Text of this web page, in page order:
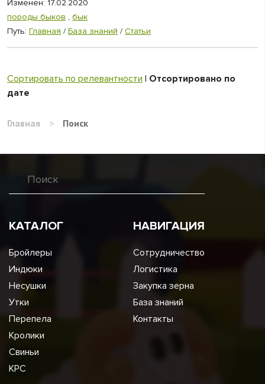
Изменен: 17.02.2020
породы быков , бык
Путь: Главная / База знаний / Статьи
Сортировать по релевантности | Отсортировано по
дате
Главная > Поиск
КАТАЛОГ
Бройлеры
Индюки
Несушки
Утки
Перепела
Кролики
Свиньи
КРС
НАВИГАЦИЯ
Сотрудничество
Логистика
Закупка зерна
База знаний
Контакты